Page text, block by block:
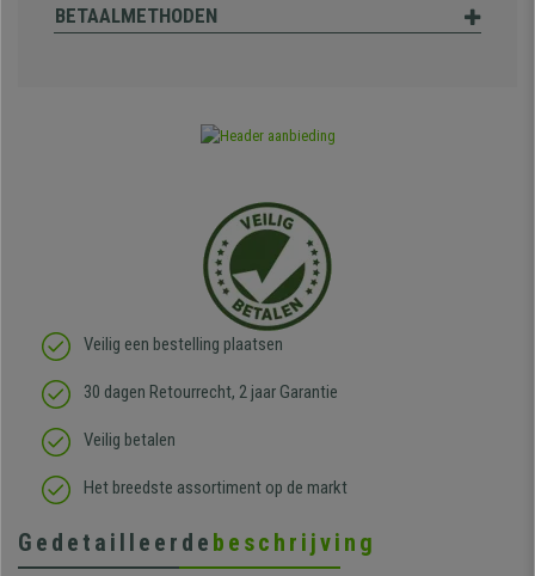
BETAALMETHODEN
Veilig een bestelling plaatsen
30 dagen Retourrecht, 2 jaar Garantie
Veilig betalen
Het breedste assortiment op de markt
Gedetailleerde beschrijving